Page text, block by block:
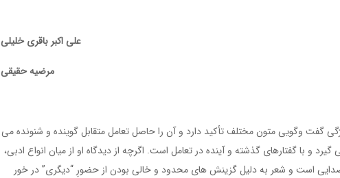
علی اکبر باقری خلیلی
مرضیه حقیقی
گفت وگویی متون مختلف تأکید دارد و آن را حاصل تعامل متقابل گوینده و شنونده می
و با گفتارهای گذشته و آینده در تعامل است. اگرچه از دیدگاه او از میان انواع ادبی،
است و شعر به دلیل گزینش های محدود و خالی بودن از حضورِ “دیگری” در خور